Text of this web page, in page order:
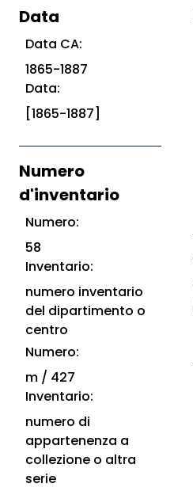
Data
Data CA:
1865-1887
Data:
[1865-1887]
Numero
d'inventario
Numero:
58
Inventario:
numero inventario
del dipartimento o
centro
Numero:
m / 427
Inventario:
numero di
appartenenza a
collezione o altra
serie